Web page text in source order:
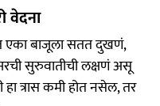
वेदना
एका बाजूला सतत दुखणं,
सुरुवातीची लक्षणं असू
हा त्रास कमी होत नसेल, तर